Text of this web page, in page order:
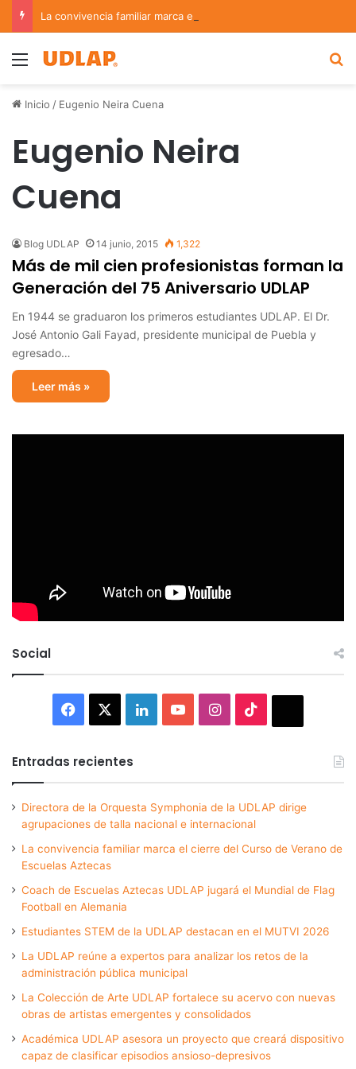
Menu
Inicio / Eugenio Neira Cuena
Eugenio Neira
Cuena
Blog UDLAP 14 junio, 2015 1,322
Más de mil cien profesionistas forman la
Generación del 75 Aniversario UDLAP
En 1944 se graduaron los primeros estudiantes UDLAP. El Dr.
José Antonio Gali Fayad, presidente municipal de Puebla y
egresado…
Leer más »
Social
Facebook LinkedInYouTubeInstagram
Entradas recientes
Directora de la Orquesta Symphonia de la UDLAP dirige
agrupaciones de talla nacional e internacional
La convivencia familiar marca el cierre del Curso de Verano de
Escuelas Aztecas
Coach de Escuelas Aztecas UDLAP jugará el Mundial de Flag
Football en Alemania
Estudiantes STEM de la UDLAP destacan en el MUTVI 2026
La UDLAP reúne a expertos para analizar los retos de la
administración pública municipal
La Colección de Arte UDLAP fortalece su acervo con nuevas
obras de artistas emergentes y consolidados
Académica UDLAP asesora un proyecto que creará dispositivo
capaz de clasificar episodios ansioso-depresivos